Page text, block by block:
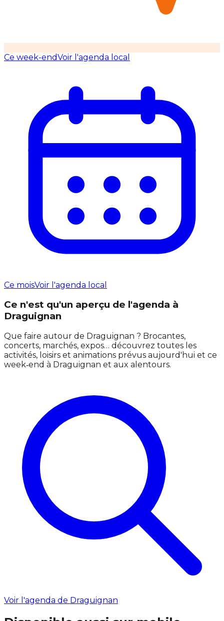
Ce week-endVoir l'agenda local
Ce moisVoir l'agenda local
Ce n'est qu'un aperçu de l'agenda à
Draguignan
Que faire autour de Draguignan ? Brocantes,
concerts, marchés, expos… découvrez toutes les
activités, loisirs et animations prévus aujourd'hui et ce
week‑end à Draguignan et aux alentours.
Voir l'agenda de Draguignan